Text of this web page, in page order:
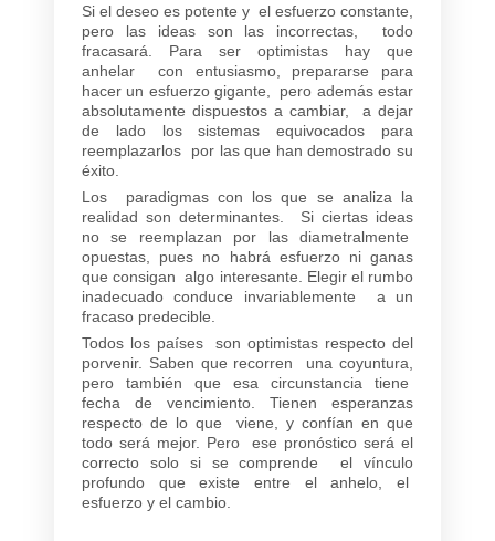
Si el deseo es potente y el esfuerzo constante,
pero las ideas son las incorrectas, todo
fracasará. Para ser optimistas hay que
anhelar con entusiasmo, prepararse para
hacer un esfuerzo gigante, pero además estar
absolutamente dispuestos a cambiar, a dejar
de lado los sistemas equivocados para
reemplazarlos por las que han demostrado su
éxito.
Los paradigmas con los que se analiza la
realidad son determinantes. Si ciertas ideas
no se reemplazan por las diametralmente
opuestas, pues no habrá esfuerzo ni ganas
que consigan algo interesante. Elegir el rumbo
inadecuado conduce invariablemente a un
fracaso predecible.
Todos los países son optimistas respecto del
porvenir. Saben que recorren una coyuntura,
pero también que esa circunstancia tiene
fecha de vencimiento. Tienen esperanzas
respecto de lo que viene, y confían en que
todo será mejor. Pero ese pronóstico será el
correcto solo si se comprende el vínculo
profundo que existe entre el anhelo, el
esfuerzo y el cambio.